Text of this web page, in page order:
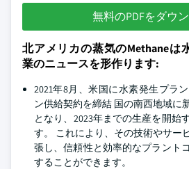
無料のPDFをダウ
北アメリカの蒸気のMethaneは
業のニュースを形作ります:
2021年8月、米国に水素発生プラ
ン供給契約を締結 国の南西地域に
となり、2023年までの生産を開始
す。 これにより、その技術やサー
張し、信頼性と効率的なプラント
することができます。